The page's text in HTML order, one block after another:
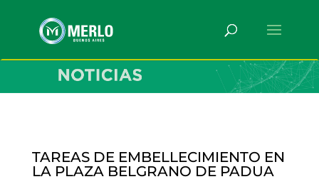
TAREAS DE EMBELLECIMIENTO EN
LA PLAZA BELGRANO DE PADUA